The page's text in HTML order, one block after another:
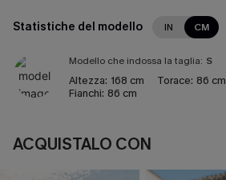
Statistiche del modello IN CM
Modello che indossa la taglia: S
Altezza: 168 cm Torace: 86 cm
Fianchi: 86 cm
ACQUISTALO CON